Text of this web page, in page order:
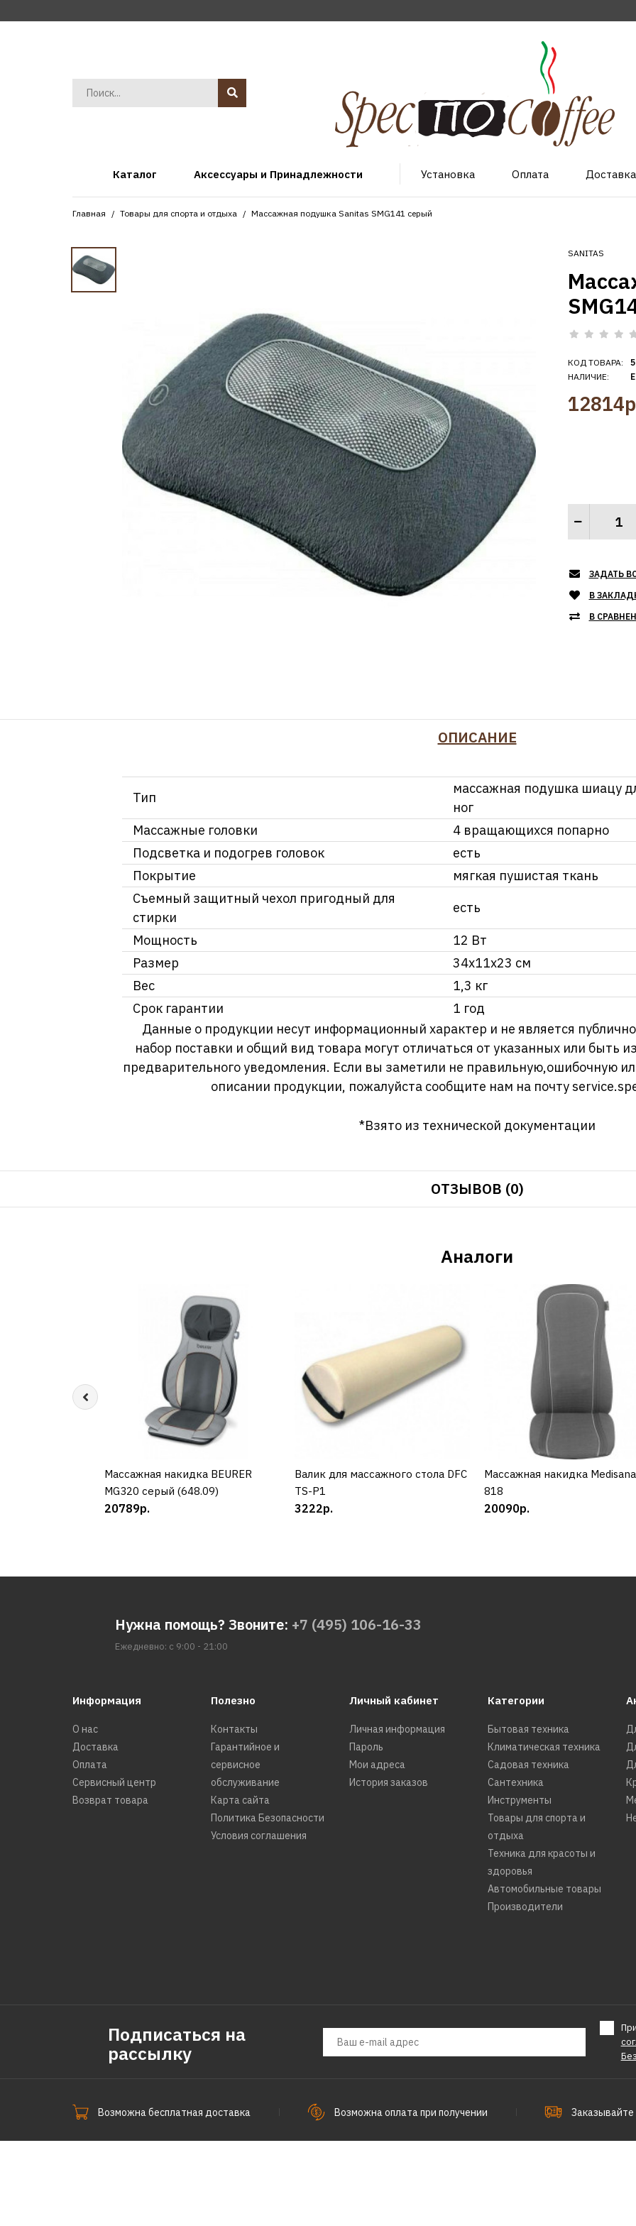
Каталог Аксессуары и Принадлежности Установка Оплата Доставка
Главная Товары для спорта и отдыха Массажная подушка Sanitas SMG141 серый
SANITAS
КОД ТОВАРА:
НАЛИЧИЕ:
ЗАДАТЬ
В
В
ОПИСАНИЕ
Тип
массажная подушка шиацу
ног
Массажные головки
4 вращающихся попарно
Подсветка и подогрев головок
есть
Покрытие
мягкая пушистая ткань
Съемный защитный чехол пригодный для
стирки
есть
Мощность
12 Вт
Размер
34х11х23 см
Вес
1,3 кг
Срок гарантии
1 год
Данные о продукции несут информационный характер и не является
набор поставки и общий вид товара могут отличаться от указанных или быть
предварительного уведомления. Если вы заметили не правильную,ошибочную
описании продукции, пожалуйста сообщите нам на почту
*Взято из технической документации
ОТЗЫВОВ (0)
Аналоги
КУПИТЬ
Массажная накидка BEURER
MG320 серый (648.09)
20789р.
КУПИТЬ
Валик для массажного стола DFC
TS-P1
3222р.
КУПИТЬ
Массажная накидка
818
20090р.
Нужна помощь? Звоните: +7 (495) 106-16-33
Ежедневно: с 9:00 - 21:00
Информация
О нас
Доставка
Оплата
Сервисный центр
Возврат товара
Полезно
Контакты
Гарантийное и
сервисное
обслуживание
Карта сайта
Политика Безопасности
Условия соглашения
Личный кабинет
Личная информация
Пароль
Мои адреса
История заказов
Категории
Бытовая техника
Климатическая техника
Садовая техника
Сантехника
Инструменты
Товары для спорта и
отдыха
Техника для красоты и
здоровья
Автомобильные товары
Производители
Подписаться на
рассылку
Возможна бесплатная доставка Возможна оплата при получении Заказывайте